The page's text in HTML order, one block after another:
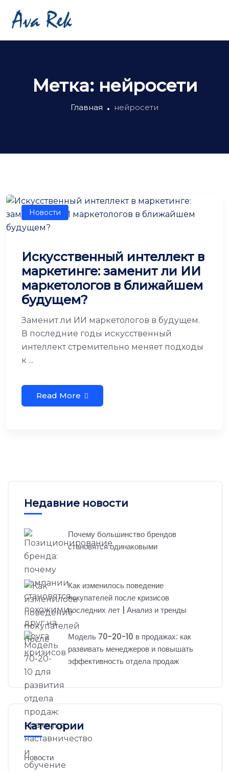
Метка: нейросети
Главная нейросети
Новости
Искусственный интеллект в
маркетинге: заменит ли ИИ
маркетологов в ближайшем
будущем?
Заменит ли ИИ маркетологов в будущем.
В последние годы искусственный
интеллект стремительно меняет подходы
к ...
Read More
Недавние новости
Почему большинство брендов
становятся одинаковыми
Как изменилось поведение
покупателей после кризисов
последних лет | Анализ и тренды
Модель 70-20-10 в продажах: как
развивать менеджеров и повышать
эффективность отдела продаж
Категории
Новости